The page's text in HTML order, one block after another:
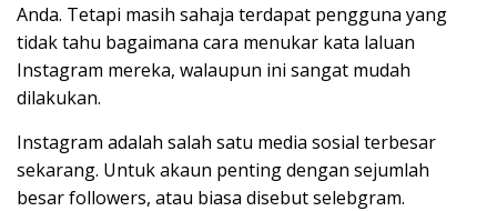
Anda. Tetapi masih sahaja terdapat pengguna yang
tidak tahu bagaimana cara menukar kata laluan
Instagram mereka, walaupun ini sangat mudah
dilakukan.
Instagram adalah salah satu media sosial terbesar
sekarang. Untuk akaun penting dengan sejumlah
besar followers, atau biasa disebut selebgram.